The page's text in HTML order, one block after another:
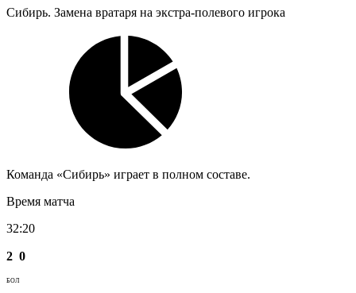
Сибирь. Замена вратаря на экстра-полевого игрока
Команда «Сибирь» играет в полном составе.
Время матча
32:20
2 0
БОЛ